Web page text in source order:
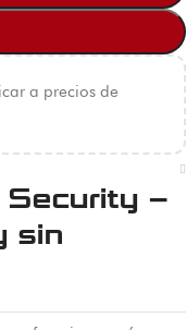
a precios de
Security –
sin